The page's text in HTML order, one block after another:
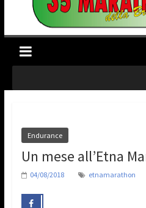
Endurance
Un mese all’Etna
04/08/2018 etnamarathon